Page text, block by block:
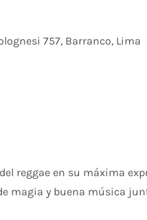
757, Barranco, Lima
reggae en su máxima
magia y buena música